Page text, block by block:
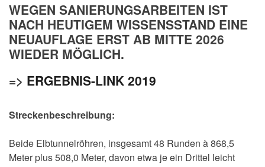
WEGEN SANIERUNGSARBEITEN IST
NACH HEUTIGEM WISSENSSTAND EINE
NEUAUFLAGE ERST AB MITTE 2026
WIEDER MÖGLICH.
=> ERGEBNIS-LINK 2019
Streckenbeschreibung:
Beide Elbtunnelröhren, insgesamt 48 Runden à 868,5
Meter plus 508,0 Meter, davon etwa je ein Drittel leicht